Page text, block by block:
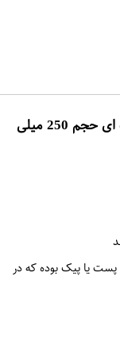
اسپری نانو پاک کننده مبلمان وسطوح پارچه ای حجم 250 میلی
پست یا پیک بوده که در